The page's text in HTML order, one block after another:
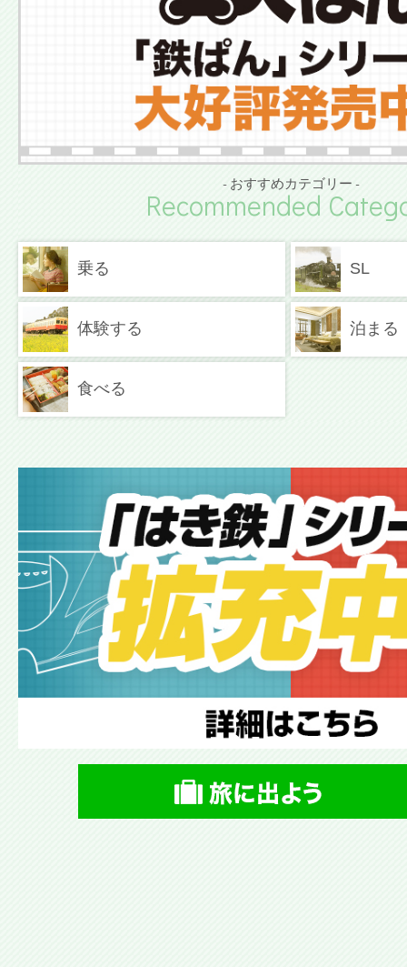
- おすすめカテゴリー -
Recommended
乗る SL
体験する 泊まる
食べる